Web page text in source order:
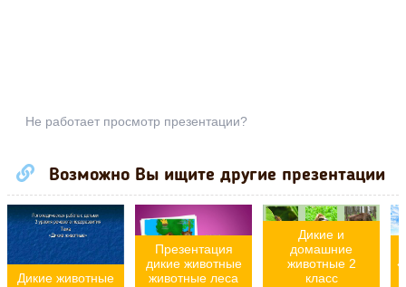
Не работает просмотр презентации?
Возможно Вы ищите другие презентации
Дикие животные
Презентация
дикие животные
животные леса
Дикие и
домашние
животные 2
класс